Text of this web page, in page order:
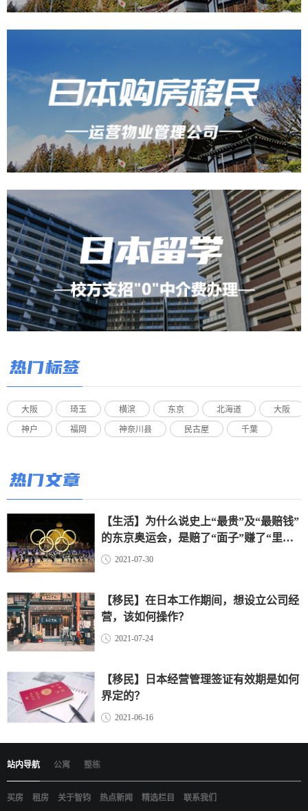
热门标签
大阪 琦玉 横滨 东京 北海道 大阪
神户 福岡 神奈川县 民古屋 千葉
热门文章
【生活】为什么说史上“最贵”及“最赔钱”
的东京奥运会，是赔了“面子”赚了“里
子”？（上）
2021-07-30
【移民】在日本工作期间，想设立公司经
营，该如何操作？
2021-07-24
【移民】日本经营管理签证有效期是如何
界定的？
2021-06-16
站内导航 公寓 整栋
买房 租房 关于智钧 热点新闻 精选栏目 联系我们